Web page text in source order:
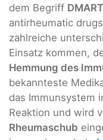
dem Begriff DMART
antirheumatic
zahlreiche
Einsatz kommen,
Hemmung des
bekannteste
das Immunsystem
Reaktion und wird
Rheumaschub